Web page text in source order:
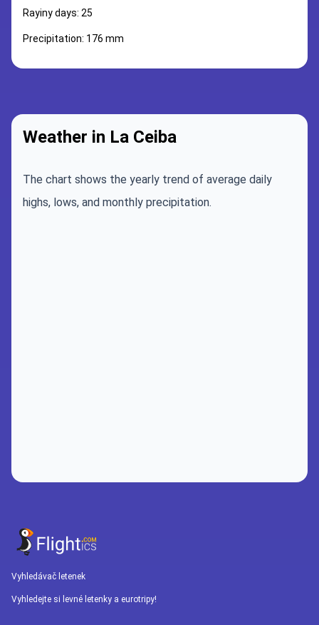
Rayiny days: 25
Precipitation: 176 mm
Weather in La Ceiba
The chart shows the yearly trend of average daily
highs, lows, and monthly precipitation.
Vyhledávač letenek
Vyhledejte si levné letenky a eurotripy!